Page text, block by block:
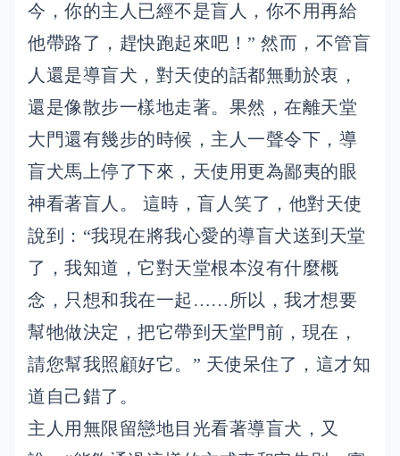
今，你的主人已經不是盲人，你不用再給
他帶路了，趕快跑起來吧！” 然而，不管盲
人還是導盲犬，對天使的話都無動於衷，
還是像散步一樣地走著。果然，在離天堂
大門還有幾步的時候，主人一聲令下，導
盲犬馬上停了下來，天使用更為鄙夷的眼
神看著盲人。 這時，盲人笑了，他對天使
說到：“我現在將我心愛的導盲犬送到天堂
了，我知道，它對天堂根本沒有什麼概
念，只想和我在一起……所以，我才想要
幫牠做決定，把它帶到天堂門前，現在，
請您幫我照顧好它。” 天使呆住了，這才知
道自己錯了。
主人用無限留戀地目光看著導盲犬，又